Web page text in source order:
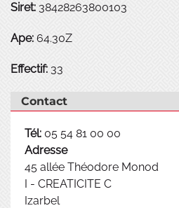
Siret: 38428263800103
Ape: 64.30Z
Effectif: 33
Contact
Tél: 05 54 81 00 00
Adresse
45 allée Théodore Monod
I - CREATICITE C
Izarbel